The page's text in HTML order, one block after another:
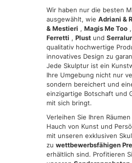
Wir haben nur die besten
ausgewählt, wie Adriani &
& Mestieri , Magis Me Too ,
Ferretti , Plust und
qualitativ hochwertige
innovatives Design zu
Jede Skulptur ist ein
Ihre Umgebung nicht nur
sondern bereichert und
einzigartige Botschaft und
mit sich bringt.
Verleihen Sie Ihren
Hauch von Kunst und
mit unseren exklusiven
zu wettbewerbsfähigen
erhältlich sind. Profitieren